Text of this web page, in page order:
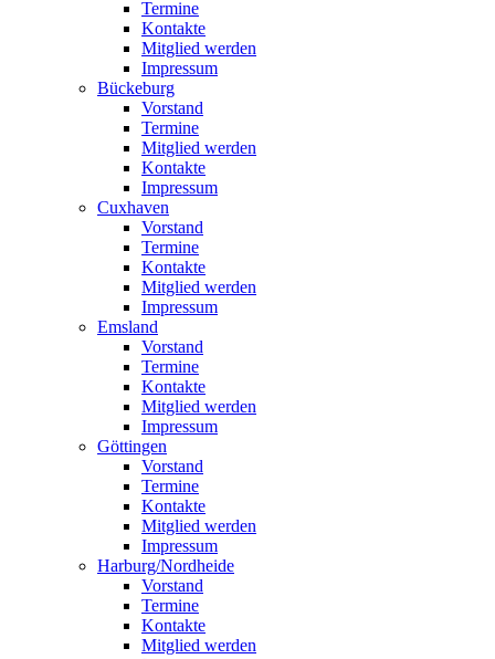
Termine
Kontakte
Mitglied werden
Impressum
Bückeburg
Vorstand
Termine
Mitglied werden
Kontakte
Impressum
Cuxhaven
Vorstand
Termine
Kontakte
Mitglied werden
Impressum
Emsland
Vorstand
Termine
Kontakte
Mitglied werden
Impressum
Göttingen
Vorstand
Termine
Kontakte
Mitglied werden
Impressum
Harburg/Nordheide
Vorstand
Termine
Kontakte
Mitglied werden